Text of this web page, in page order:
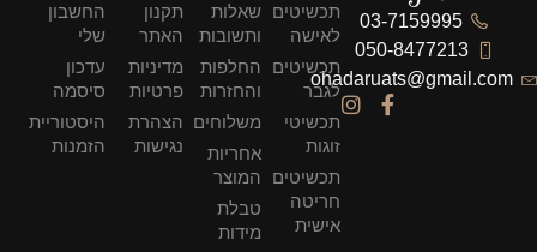
03-7159995
050-8477213
ohadaruats@gmail.com
תכשיטים
לאישה
תכשיטים
לגבר
תכשיטי
זוגות
תכשיטים
חריטה
אישית
שאלות
ותשובות
החלפות
והחזרות
משלוחים
אחריות
המוצר
טבלת
מידות
תקנון
האתר
מדיניות
פרטיות
הצהרת
נגישות
החשבון
שלי
עדכון
סיסמה
היסטוריית
הזמנות